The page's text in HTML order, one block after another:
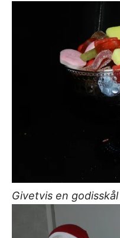
Givetvis en